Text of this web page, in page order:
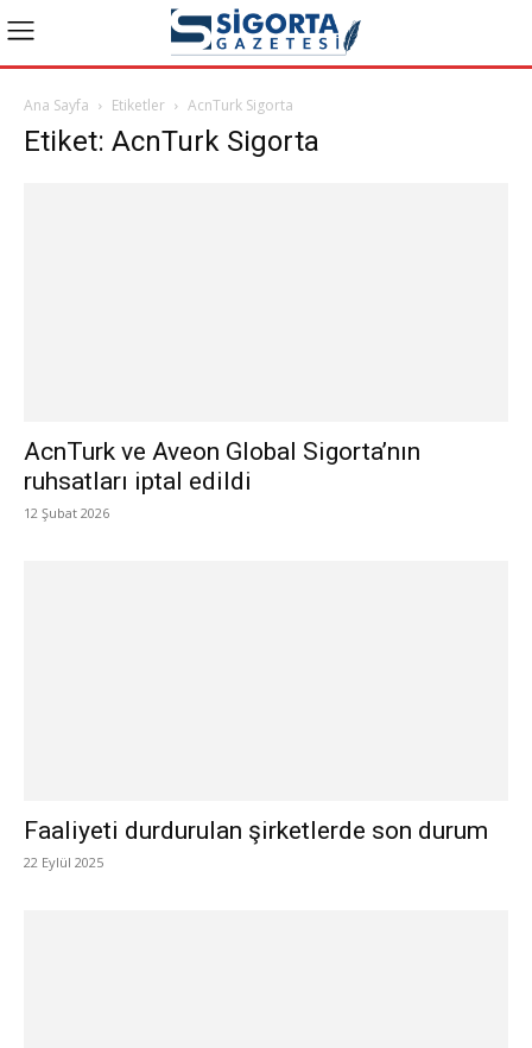
Ana Sayfa Etiketler AcnTurk Sigorta
Etiket: AcnTurk Sigorta
AcnTurk ve Aveon Global Sigorta’nın
ruhsatları iptal edildi
12 Şubat 2026
Faaliyeti durdurulan şirketlerde son durum
22 Eylül 2025